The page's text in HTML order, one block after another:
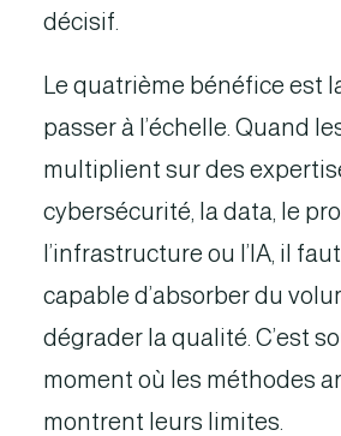
décisif.
Le quatrième bénéfice est
passer à l’échelle. Quand
multiplient sur des
cybersécurité, la data, le
l’infrastructure ou l’IA, il
capable d’absorber du
dégrader la qualité. C’est
moment où les méthodes
montrent leurs limites.